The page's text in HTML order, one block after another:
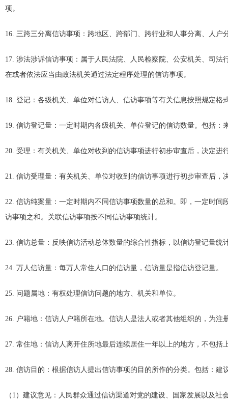
项。
16. 三跨三分离信访事项：跨地区、跨部门、跨行业和人事分离、人户
17. 涉法涉诉信访事项：属于人民法院、人民检察院、公安机关、司
在或者依法应当由政法机关通过法定程序处理的信访事项。
18. 登记：各级机关、单位对信访人、信访事项等有关信息按照规定格
19. 信访登记量：一定时期内各级机关、单位登记的信访数量。包括：
20. 受理：有关机关、单位对收到的信访事项进行初步审查后，决定进
21. 信访受理量：有关机关、单位对收到的信访事项进行初步审查后
22. 信访纯案量：一定时期内不同信访事项数量的总和。即，一定时
访事项之和。关联信访事项按不同信访事项统计。
23. 信访总量：反映信访活动总体数量的综合性指标，以信访登记量统
24. 万人信访量：每万人常住人口的信访量，信访量是指信访登记量。
25. 问题属地：有权处理信访问题的地方、机关和单位。
26. 户籍地：信访人户籍所在地。信访人是法人或者其他组织的，为注
27. 常住地：信访人离开住所地最后连续居住一年以上的地方，不包括
28. 信访目的：根据信访人提出信访事项的目的所作的分类。包括：建
（1）建议意见：人民群众通过信访渠道对党的建设、国家发展以及